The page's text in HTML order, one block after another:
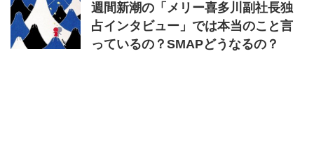
週間新潮の「メリー喜多川副社長独
占インタビュー」では本当のこと言
っているの？SMAPどうなるの？